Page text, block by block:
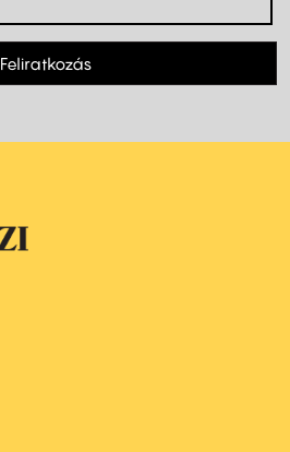
Feliratkozás